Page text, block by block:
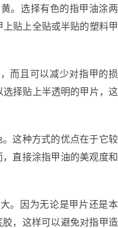
。选择有色的指甲油涂两
贴上全贴或半贴的塑料甲
而且可以减少对指甲的损
择贴上半透明的甲片，这
这种方式的优点在于它较
直接涂指甲油的美观度和
。因为无论是甲片还是本
，这样可以避免对指甲造